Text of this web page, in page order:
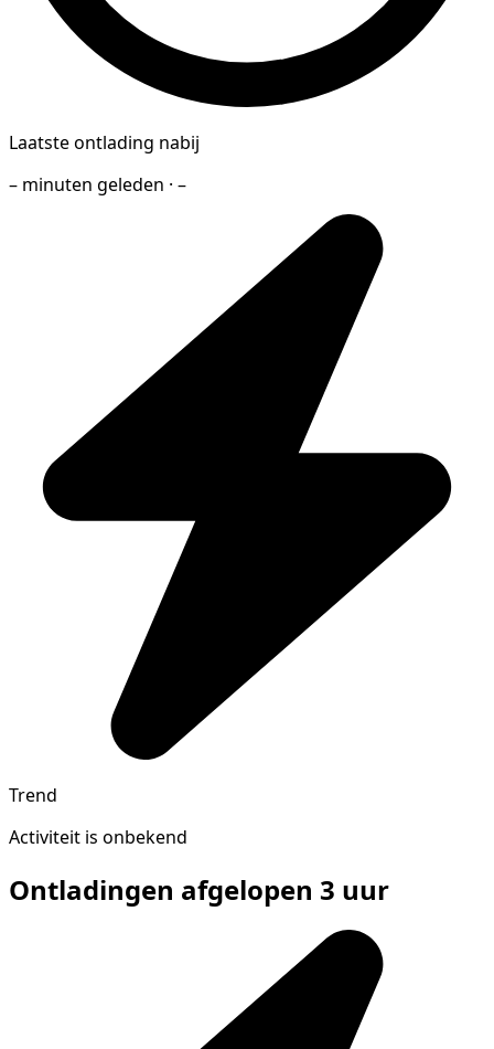
Laatste ontlading nabij
– minuten geleden · –
Trend
Activiteit is onbekend
Ontladingen afgelopen 3 uur